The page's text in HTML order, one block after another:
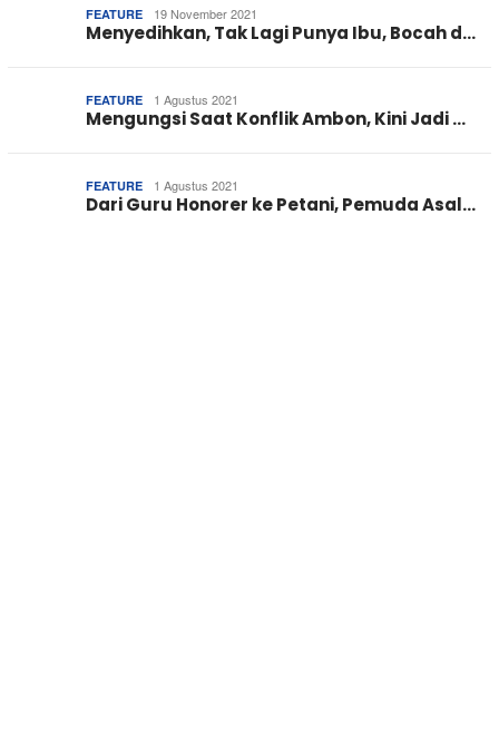
FEATURE 19 November 2021
Menyedihkan, Tak Lagi Punya Ibu, Bocah d…
FEATURE 1 Agustus 2021
Mengungsi Saat Konflik Ambon, Kini Jadi …
FEATURE 1 Agustus 2021
Dari Guru Honorer ke Petani, Pemuda Asal…